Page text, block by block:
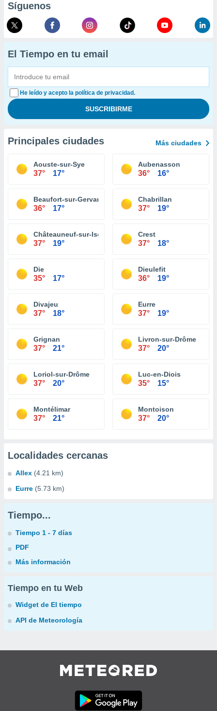
Síguenos
El Tiempo en tu email
He leído y acepto la política de privacidad.
Principales ciudades Más ciudades
Aouste-sur-Sye
37° 17°
Aubenasson
36° 16°
Beaufort-sur-Gervanne
36° 17°
Chabrillan
37° 19°
Châteauneuf-sur-Isère
37° 19°
Crest
37° 18°
Die
35° 17°
Dieulefit
36° 19°
Divajeu
37° 18°
Eurre
37° 19°
Grignan
37° 21°
Livron-sur-Drôme
37° 20°
Loriol-sur-Drôme
37° 20°
Luc-en-Diois
35° 15°
Montélimar
37° 21°
Montoison
37° 20°
Localidades cercanas
Allex (4.21 km)
Eurre (5.73 km)
Tiempo...
Tiempo 1 - 7 días
PDF
Más información
Tiempo en tu Web
Widget de El tiempo
API de Meteorología